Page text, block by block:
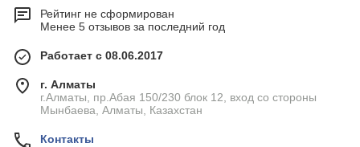
Рейтинг не сформирован
Менее 5 отзывов за последний год
Работает с 08.06.2017
г. Алматы
г.Алматы, пр.Абая 150/230 блок 12, вход со стороны
Мынбаева, Алматы, Казахстан
Контакты